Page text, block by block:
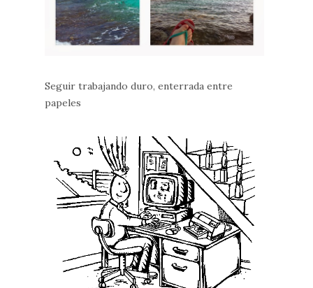
Seguir trabajando duro, enterrada entre
papeles